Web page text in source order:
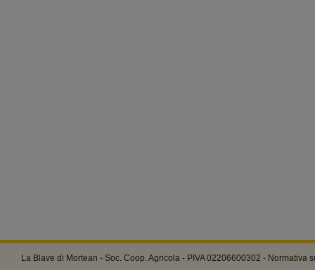
La Blave di Mortean - Soc. Coop. Agricola - PIVA 02206600302 - Normativa